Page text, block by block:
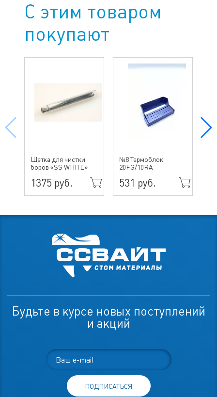
С этим товаром
покупают
Щетка для чистки
боров «SS WHITE»
1375 руб.
№8 Термоблок
20FG/10RA
531 руб.
Будьте в курсе новых поступлений
и акций
ПОДПИСАТЬСЯ